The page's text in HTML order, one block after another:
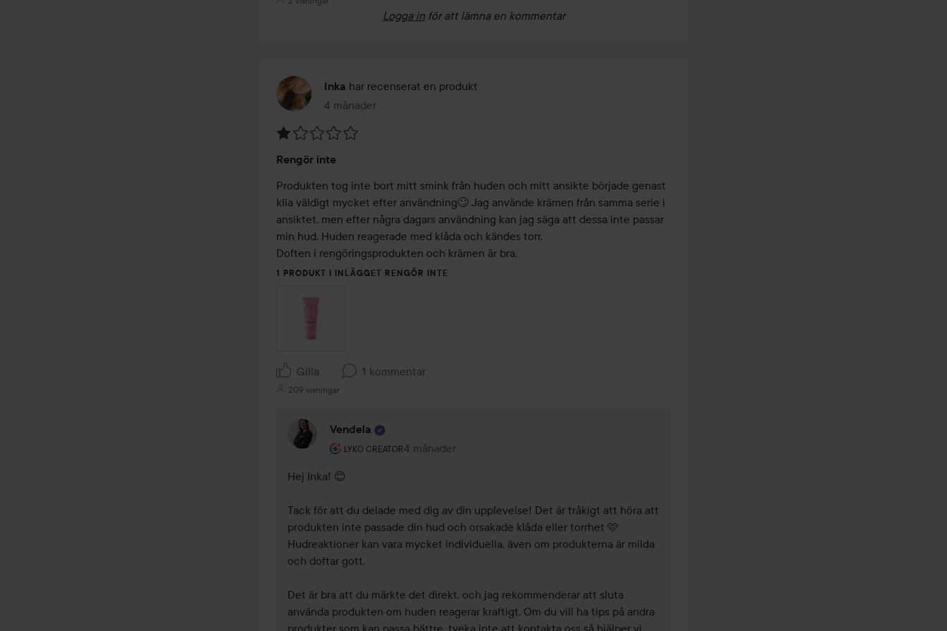
Logga in för att lämna en kommentar
Inka har recenserat en produkt
4 månader
Inlägget skapades 4 månader
1
av
5
Rengör inte
Produkten tog inte bort mitt smink från huden och mitt ansikte började genast
klia väldigt mycket efter användning🙄 Jag använde krämen från samma serie i
ansiktet, men efter några dagars användning kan jag säga att dessa inte passar
min hud. Huden reagerade med klåda och kändes torr.
Doften i rengöringsprodukten och krämen är bra.
1 PRODUKT I INLÄGGET RENGÖR INTE
Gilla 1 kommentar
209 visningar
Vendela
LYKO CREATOR
Användarens roll: Lyko Creator.
4 månader
Kommentaren lades 4 månader
Hej Inka! 😊
Tack för att du delade med dig av din upplevelse! Det är tråkigt att höra att
produkten inte passade din hud och orsakade klåda eller torrhet 🩷
Hudreaktioner kan vara mycket individuella, även om produkterna är milda
och doftar gott.
Det är bra att du märkte det direkt, och jag rekommenderar att sluta
använda produkten om huden reagerar kraftigt. Om du vill ha tips på andra